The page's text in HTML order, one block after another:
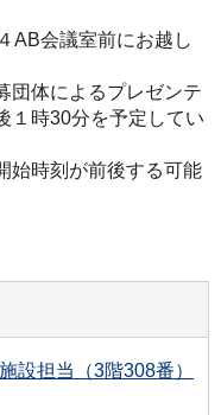
AB会議室前にお越し
団体によるプレゼンテ
１時30分を予定してい
始時刻が前後する可能
担当（3階308番）